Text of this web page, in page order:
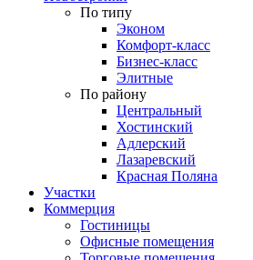
По типу
Эконом
Комфорт-класс
Бизнес-класс
Элитные
По району
Центральный
Хостинский
Адлерский
Лазаревский
Красная Поляна
Участки
Коммерция
Гостиницы
Офисные помещения